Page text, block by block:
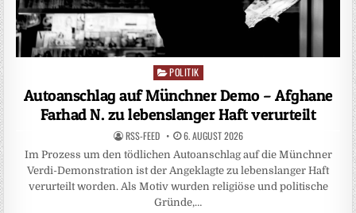
Posted
in
POLITIK
Autoanschlag auf Münchner Demo – Afghane
Farhad N. zu lebenslanger Haft verurteilt
RSS-FEED 6. AUGUST 2026
Im Prozess um den tödlichen Autoanschlag auf die Münchner
Verdi-Demonstration ist der Angeklagte zu lebenslanger Haft
verurteilt worden. Als Motiv wurden religiöse und politische
Gründe,…